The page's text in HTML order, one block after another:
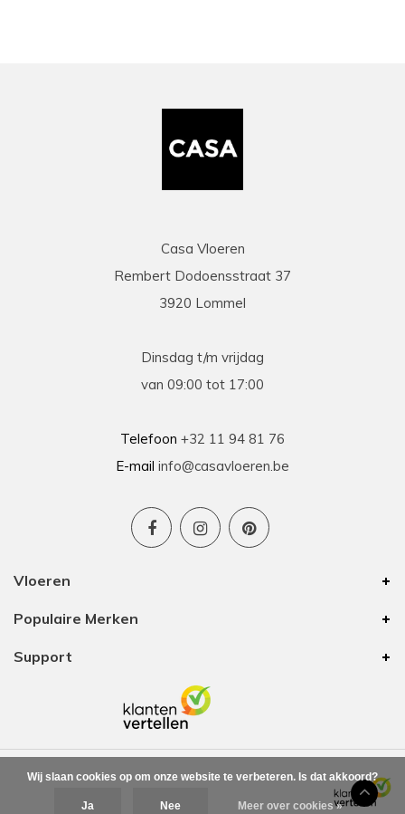
Casa Vloeren
Rembert Dodoensstraat 37
3920 Lommel
Dinsdag t/m vrijdag
van 09:00 tot 17:00
Telefoon +32 11 94 81 76
E-mail info@casavloeren.be
Vloeren
Populaire Merken
Support
Wij slaan cookies op om onze website te verbeteren. Is dat akkoord?
Ja Nee Meer over cookies »